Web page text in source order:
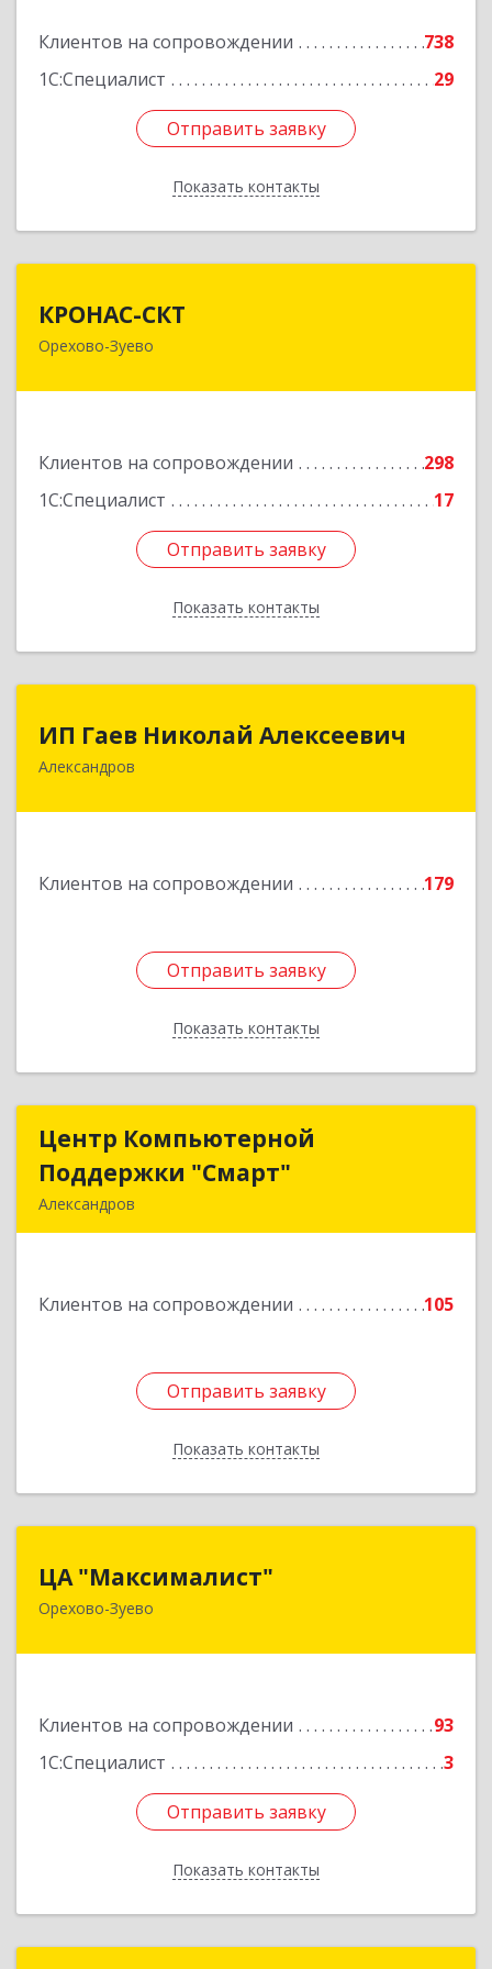
Клиентов на сопровождении
738
1С:Специалист
29
Отправить заявку
Показать контакты
Подробнее
Отправить заявку
Назад
КРОНАС-СКТ
Орехово-Зуево
Клиентов на сопровождении
298
1С:Специалист
17
Отправить заявку
Показать контакты
142600, Московская обл, Орехово-Зуево г,
Отправить заявку
Назад
ИП Гаев Николай Алексеевич
Александров
Клиентов на сопровождении 179
Отправить заявку
Показать контакты
ИП Гаев Николай Алексеевич
601650, Владимирская обл, Александровский р-
Отправить заявку
Назад
Центр Компьютерной
Поддержки "Смарт"
Александров
Клиентов на сопровождении 105
Отправить заявку
Показать контакты
Центр Компьютерной
Поддержки "Смарт"
Отправить заявку
Назад
ЦА "Максималист"
Орехово-Зуево
Клиентов на сопровождении
93
1С:Специалист
3
Отправить заявку
Показать контакты
142600, Московская обл, Орехово-Зуево г,
Отправить заявку
Назад